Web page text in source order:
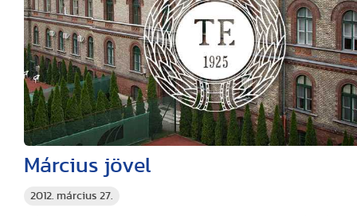
2012. március 27.
Március jövel